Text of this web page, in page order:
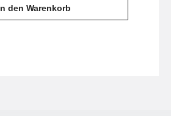
In den Warenkorb